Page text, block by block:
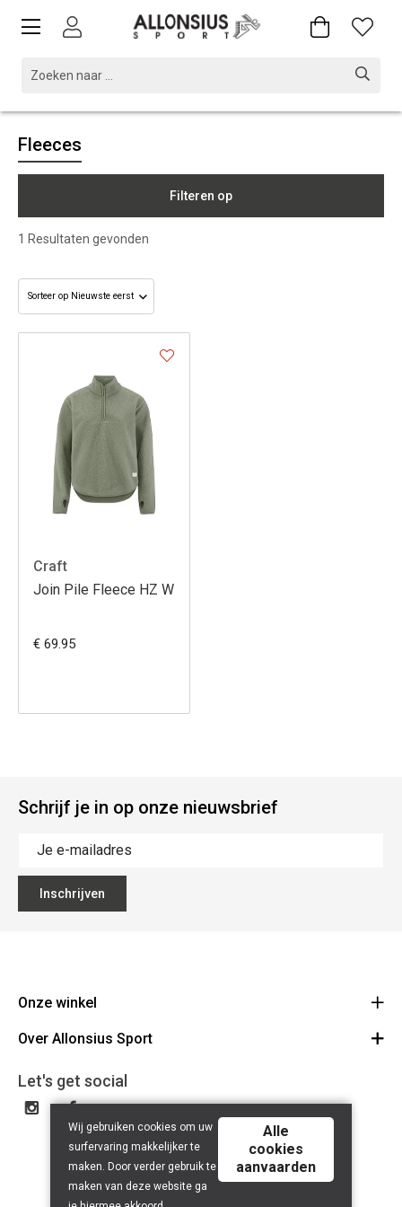
Fleeces
Filteren op
1 Resultaten gevonden
Craft
Join Pile Fleece HZ W
€ 69.95
Schrijf je in op onze nieuwsbrief
Inschrijven
Onze winkel
Allonsius Sport
Route
Tel 02 356 46 46
BE0423.241.484
Over Allonsius Sport
Over ons
Onze merken
Cancel order
Let's get social
Wij gebruiken cookies om uw
surfervaring makkelijker te
maken. Door verder gebruik te
maken van deze website ga
Alle
cookies
aanvaarden